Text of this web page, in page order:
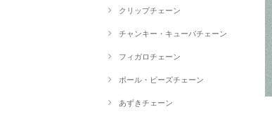
クリップチェーン
チャンキー・キューバチェーン
フィガロチェーン
ボール・ビーズチェーン
あずきチェーン